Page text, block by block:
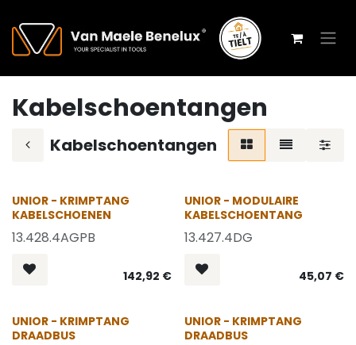
Kabelschoentangen
Kabelschoentangen
UNIOR - KRIMPTANG
KABELSCHOENEN
13.428.4AGPB
142,92 €
UNIOR - MODULAIRE
KABELSCHOENTANG
13.427.4DG
45,07 €
UNIOR - KRIMPTANG
DRAADBUS
UNIOR - KRIMPTANG
DRAADBUS